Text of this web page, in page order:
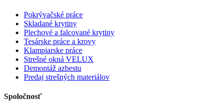
Pokrývačské práce
Skladané krytiny
Plechové a falcované krytiny
Tesárske práce a krovy
Klampiarske práce
Strešné okná VELUX
Demontáž azbestu
Predaj strešných materiálov
Spoločnosť